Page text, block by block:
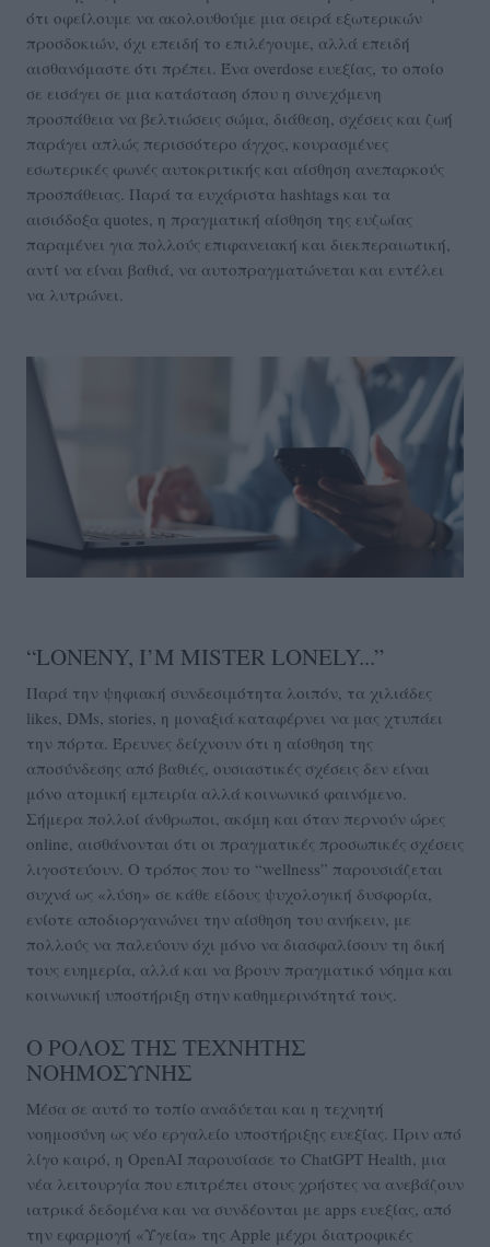
ότι οφείλουμε να ακολουθούμε μια σειρά εξωτερικών
προσδοκιών, όχι επειδή το επιλέγουμε, αλλά επειδή
αισθανόμαστε ότι πρέπει. Ένα overdose ευεξίας, το οποίο
σε εισάγει σε μια κατάσταση όπου η συνεχόμενη
προσπάθεια να βελτιώσεις σώμα, διάθεση, σχέσεις και ζωή
παράγει απλώς περισσότερο άγχος, κουρασμένες
εσωτερικές φωνές αυτοκριτικής και αίσθηση ανεπαρκούς
προσπάθειας. Παρά τα ευχάριστα hashtags και τα
αισιόδοξα quotes, η πραγματική αίσθηση της ευζωίας
παραμένει για πολλούς επιφανειακή και διεκπεραιωτική,
αντί να είναι βαθιά, να αυτοπραγματώνεται και εντέλει
να λυτρώνει.
“LONEΝY, I’M MISTER LONELY...”
Παρά την ψηφιακή συνδεσιμότητα λοιπόν, τα χιλιάδες
likes, DMs, stories, η μοναξιά καταφέρνει να μας χτυπάει
την πόρτα. Έρευνες δείχνουν ότι η αίσθηση της
αποσύνδεσης από βαθιές, ουσιαστικές σχέσεις δεν είναι
μόνο ατομική εμπειρία αλλά κοινωνικό φαινόμενο.
Σήμερα πολλοί άνθρωποι, ακόμη και όταν περνούν ώρες
online, αισθάνονται ότι οι πραγματικές προσωπικές σχέσεις
λιγοστεύουν. Ο τρόπος που το “wellness” παρουσιάζεται
συχνά ως «λύση» σε κάθε είδους ψυχολογική δυσφορία,
ενίοτε αποδιοργανώνει την αίσθηση του ανήκειν, με
πολλούς να παλεύουν όχι μόνο να διασφαλίσουν τη δική
τους ευημερία, αλλά και να βρουν πραγματικό νόημα και
κοινωνική υποστήριξη στην καθημερινότητά τους.
Ο ΡΟΛΟΣ ΤΗΣ ΤΕΧΝΗΤΗΣ
ΝΟΗΜΟΣΥΝΗΣ
Μέσα σε αυτό το τοπίο αναδύεται και η τεχνητή
νοημοσύνη ως νέο εργαλείο υποστήριξης ευεξίας. Πριν από
λίγο καιρό, η OpenAI παρουσίασε το ChatGPT Health, μια
νέα λειτουργία που επιτρέπει στους χρήστες να ανεβάζουν
ιατρικά δεδομένα και να συνδέονται με apps ευεξίας, από
την εφαρμογή «Υγεία» της Apple μέχρι διατροφικές